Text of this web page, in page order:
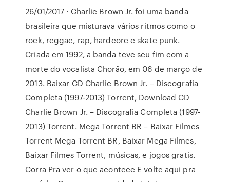
26/01/2017 · Charlie Brown Jr. foi uma banda
brasileira que misturava vários ritmos como o
rock, reggae, rap, hardcore e skate punk.
Criada em 1992, a banda teve seu fim com a
morte do vocalista Chorão, em 06 de março de
2013. Baixar CD Charlie Brown Jr. – Discografia
Completa (1997-2013) Torrent, Download CD
Charlie Brown Jr. – Discografia Completa (1997-
2013) Torrent. Mega Torrent BR – Baixar Filmes
Torrent Mega Torrent BR, Baixar Mega Filmes,
Baixar Filmes Torrent, músicas, e jogos gratis.
Corra Pra ver o que acontece E volte aqui pra